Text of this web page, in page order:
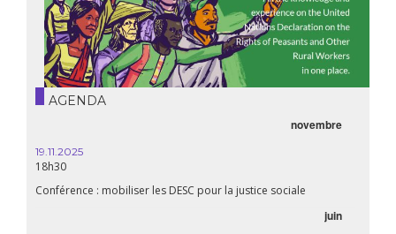
AGENDA
novembre
19.11.2025
18h30
Conférence : mobiliser les DESC pour la justice sociale
juin